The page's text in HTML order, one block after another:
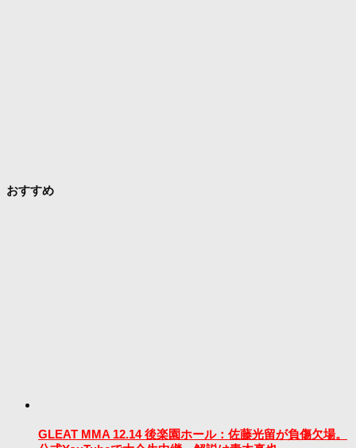
おすすめ
GLEAT MMA 12.14 後楽園ホール：佐藤光留が負傷欠場。